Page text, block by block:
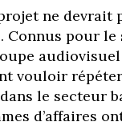
ne devrait
Connus pour le
vouloir
le secteur
d’affaires